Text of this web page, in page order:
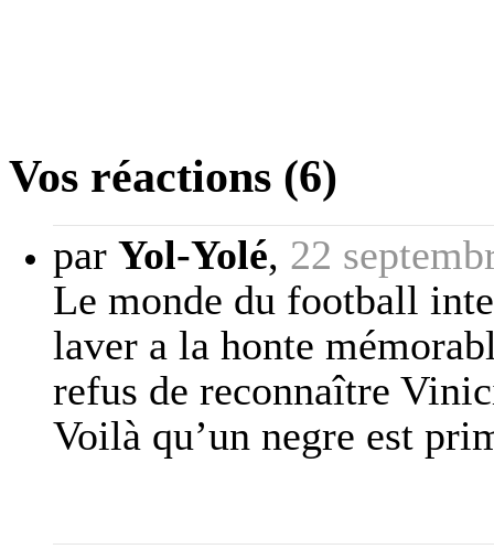
Vos réactions (6)
par Yol-Yolé, 22
Le monde du football
laver a la honte
refus de reconnaître
Voilà qu’un negre est